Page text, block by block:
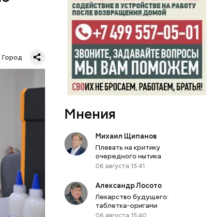
Город
же
в
и в
Мнения
Михаил Щипанов
Плевать на критику
очередного нытика
06 августа 15:41
Александр Лосото
Лекарство будущего:
таблетка-оригами
06 августа 15:40